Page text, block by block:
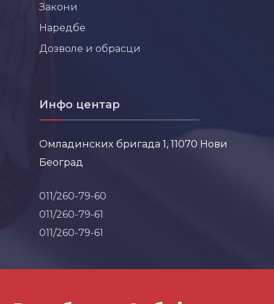
Закони
Наредбе
Дозволе и обрасци
Инфо центар
Омладинских бригада 1, 11070 Нови
Београд
011/260-79-60
011/260-79-61
011/260-79-61